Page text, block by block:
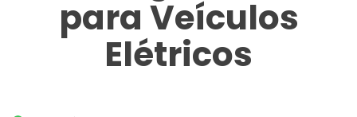
para Veículos
Elétricos